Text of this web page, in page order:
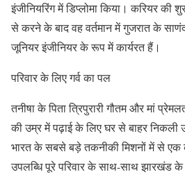
इंजीनियरिंग में डिप्लोमा किया। करियर
से करने के बाद वह वर्तमान में गुजरात के
जूनियर इंजीनियर के रूप में कार्यरत हैं।
परिवार के लिए गर्व का पल
तनीषा के पिता त्रिपुरारी गौतम और मां
की उम्र में पढ़ाई के लिए घर से बाहर निकली
भारत के सबसे बड़े तकनीकी मिशनों में से एक
उपलब्धि पूरे परिवार के साथ-साथ झारखंड के